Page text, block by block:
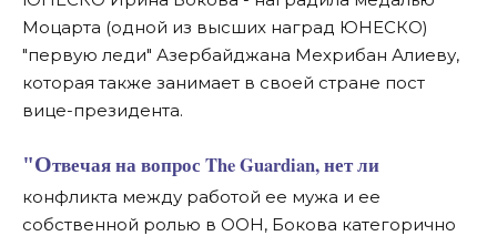
Моцарта (одной из высших наград ЮНЕСКО)
"первую леди" Азербайджана Мехрибан Алиеву,
которая также занимает в своей стране пост
вице-президента.
"Отвечая на вопрос The Guardian, нет ли
конфликта между работой ее мужа и ее
собственной ролью в ООН, Бокова категорично